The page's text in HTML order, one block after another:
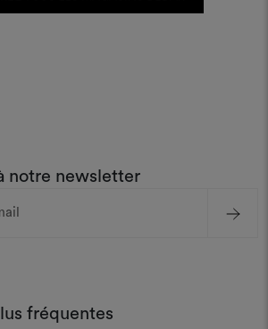
notre newsletter
fréquentes